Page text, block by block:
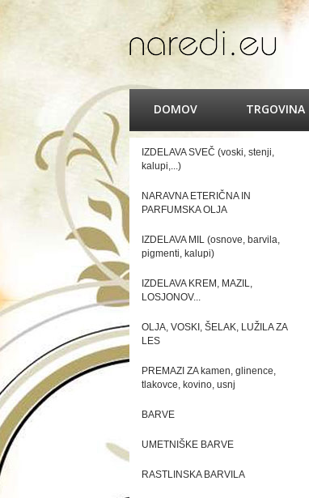
DOMOV TRGOVINA
IZDELAVA SVEČ (voski, stenji,
kalupi,...)
NARAVNA ETERIČNA IN
PARFUMSKA OLJA
IZDELAVA MIL (osnove, barvila,
pigmenti, kalupi)
IZDELAVA KREM, MAZIL,
LOSJONOV...
OLJA, VOSKI, ŠELAK, LUŽILA ZA
LES
PREMAZI ZA kamen, glinence,
tlakovce, kovino, usnj
BARVE
UMETNIŠKE BARVE
RASTLINSKA BARVILA